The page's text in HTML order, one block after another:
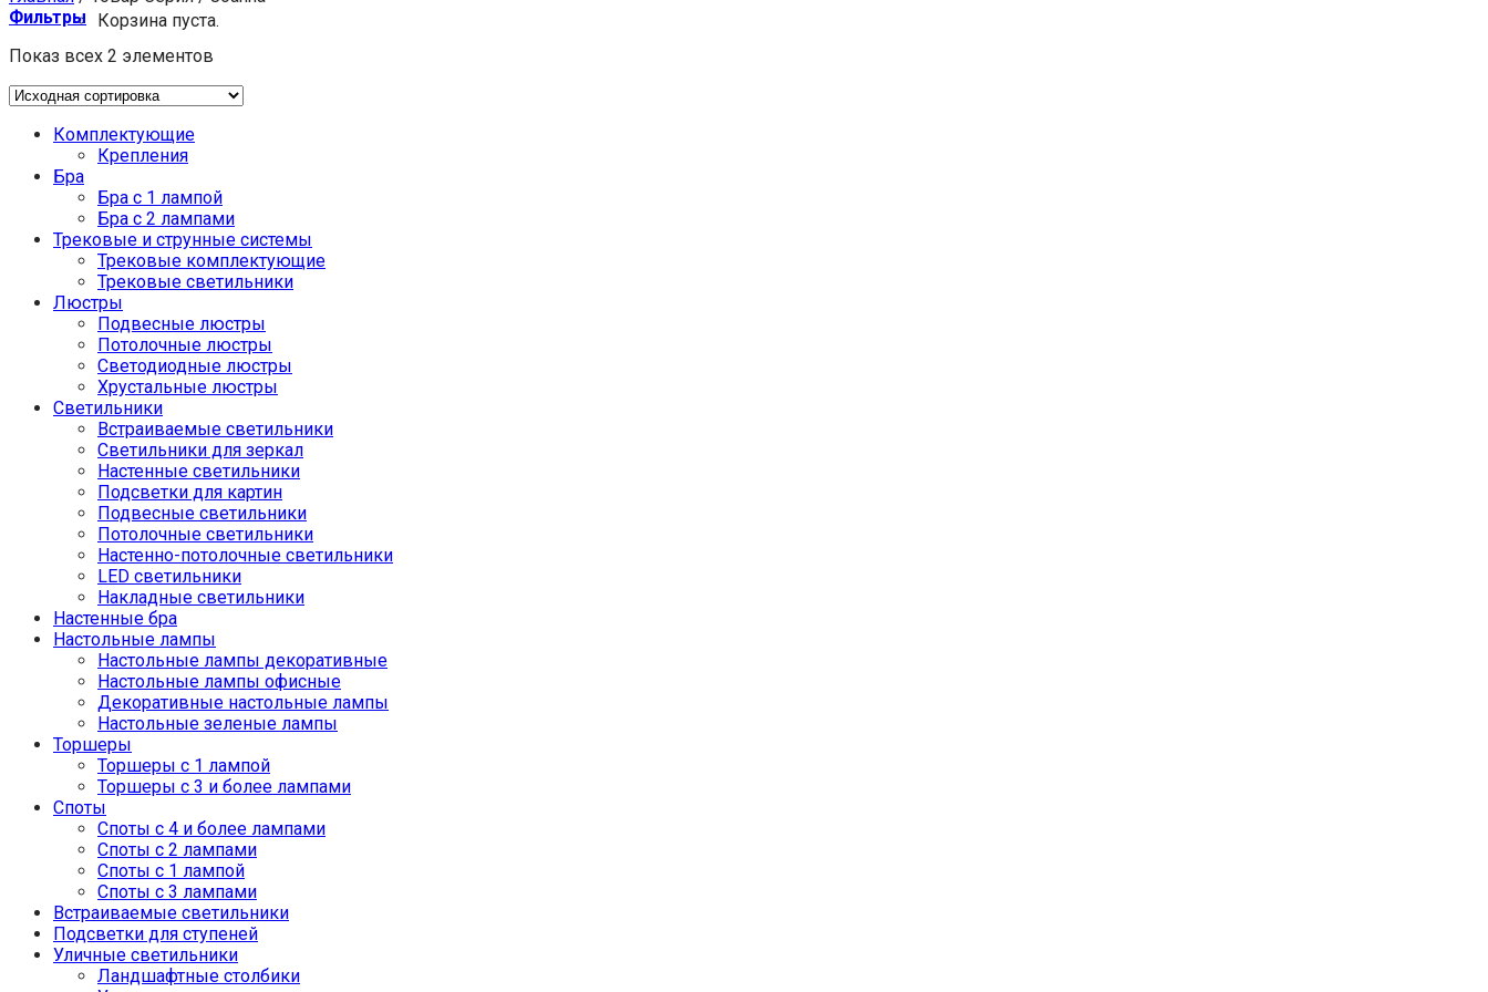
Корзина пуста.
Фильтры
Показ всех 2 элементов
Комплектующие
Крепления
Бра
Бра с 1 лампой
Бра с 2 лампами
Трековые и струнные системы
Трековые комплектующие
Трековые светильники
Люстры
Подвесные люстры
Потолочные люстры
Светодиодные люстры
Хрустальные люстры
Светильники
Встраиваемые светильники
Светильники для зеркал
Настенные светильники
Подсветки для картин
Подвесные светильники
Потолочные светильники
Настенно-потолочные светильники
LED светильники
Накладные светильники
Настенные бра
Настольные лампы
Настольные лампы декоративные
Настольные лампы офисные
Декоративные настольные лампы
Настольные зеленые лампы
Торшеры
Торшеры с 1 лампой
Торшеры с 3 и более лампами
Споты
Споты с 4 и более лампами
Споты с 2 лампами
Споты с 1 лампой
Споты с 3 лампами
Встраиваемые светильники
Подсветки для ступеней
Уличные светильники
Ландшафтные столбики